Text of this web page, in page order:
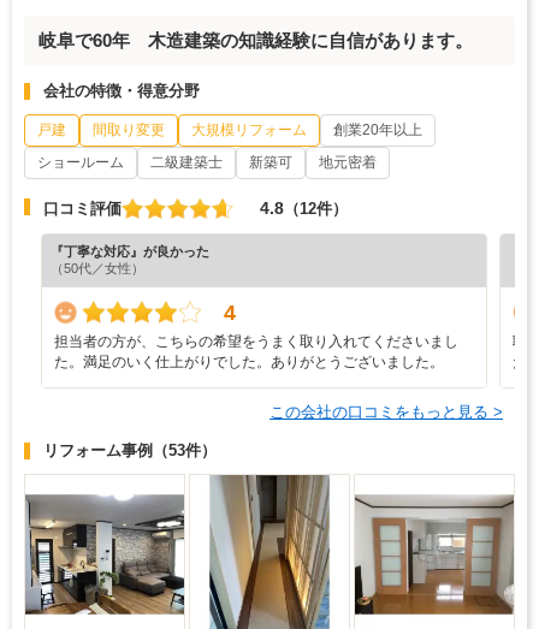
岐阜で60年 木造建築の知識経験に自信があります。
会社の特徴・得意分野
戸建 間取り変更 大規模リフォーム
創業20年以上
ショールーム
二級建築士 新築可 地元密着
口コミ評価 4.8 （12件）
『丁寧な対応』が良かった
（50代／女性）
4
担当者の方が、こちらの希望をうまく取り入れてくださいまし
た。満足のいく仕上がりでした。ありがとうございました。
職
た
この会社の口コミをもっと見る >
リフォーム事例 （53件）